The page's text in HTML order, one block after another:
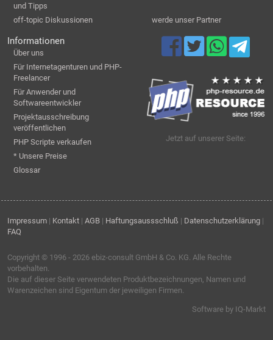
und Tipps
off-topic Diskussionen
werde unser Partner
Informationen
Über uns
Für Internetagenturen und PHP-
Freelancer
Für Anwender und
Softwareentwickler
Projektausschreibung
veröffentlichen
PHP Scripte verkaufen
* Unsere Preise
Glossar
Jetzt auf unserer Seite:
Impressum | Kontakt | AGB | Haftungsaussschluß | Datenschutzerklärung |
FAQ
Copyright © 1996 - 2026 ebiz-consult GmbH & Co. KG . Alle Rechte
vorbehalten.
Die auf dieser Seite verwendeten Produktbezeichnungen, Namen und
Warenzeichen sind Eigentum der jeweiligen Firmen.
Software by IQ-Markt